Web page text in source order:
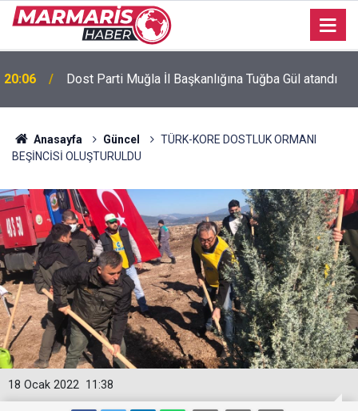
16:51
Bursaspor’da 2026-2027 sezonu forma numaraları
açıklandı
Anasayfa Güncel
TÜRK-KORE DOSTLUK ORMANI
BEŞİNCİSİ OLUŞTURULDU
11:38
18 Ocak 2022